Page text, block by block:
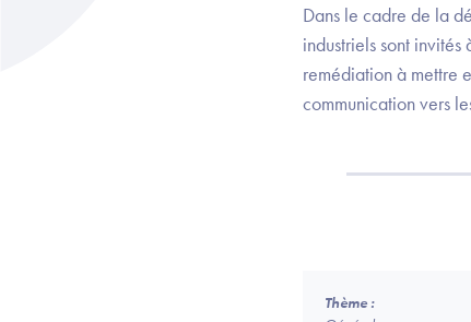
Dans le cadre de la
industriels sont
remédiation à mettre
communication vers
Thème :